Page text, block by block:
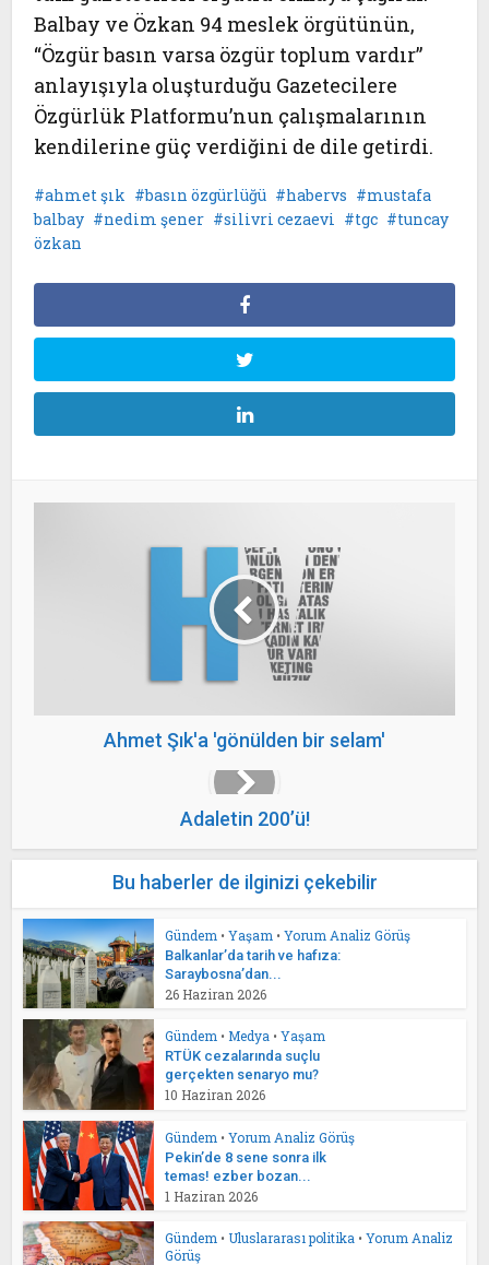
Balbay ve Özkan 94 meslek örgütünün,
“Özgür basın varsa özgür toplum vardır”
anlayışıyla oluşturduğu Gazetecilere
Özgürlük Platformu’nun çalışmalarının
kendilerine güç verdiğini de dile getirdi.
ahmet şık basın özgürlüğü habervs
mustafa
balbay
nedim şener silivri cezaevi tgc
tuncay
özkan
Ahmet Şık'a 'gönülden bir selam'
Adaletin 200’ü!
Bu haberler de ilginizi çekebilir
Gündem • Yaşam • Yorum Analiz Görüş
Balkanlar’da tarih ve hafıza:
Saraybosna’dan...
26 Haziran 2026
Gündem • Medya • Yaşam
RTÜK cezalarında suçlu
gerçekten senaryo mu?
10 Haziran 2026
Gündem • Yorum Analiz Görüş
Pekin’de 8 sene sonra ilk
temas! ezber bozan...
1 Haziran 2026
Gündem • Uluslararası politika • Yorum Analiz
Görüş